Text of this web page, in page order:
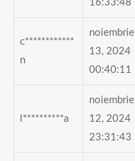
16:33:48
c************
n
noiembrie
13, 2024
00:40:11
l**********a
noiembrie
12, 2024
23:31:43